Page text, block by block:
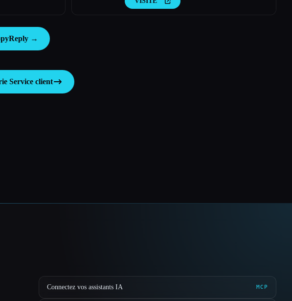
→
Service client
Connectez vos assistants IA MCP